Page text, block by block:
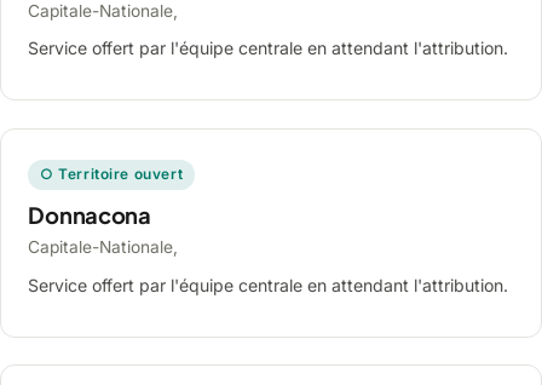
Capitale-Nationale,
Service offert par l'équipe centrale en attendant l'attribution.
○ Territoire ouvert
Donnacona
Capitale-Nationale,
Service offert par l'équipe centrale en attendant l'attribution.